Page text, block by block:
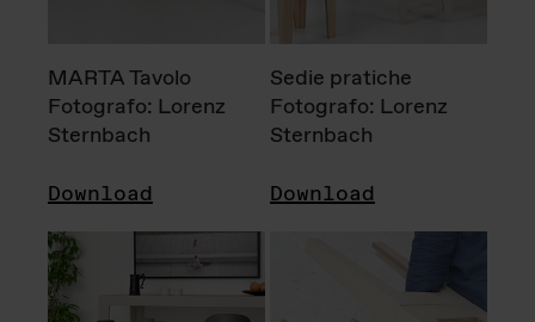
MARTA Tavolo
Fotografo: Lorenz
Sternbach
Download
Sedie pratiche
Fotografo: Lorenz
Sternbach
Download